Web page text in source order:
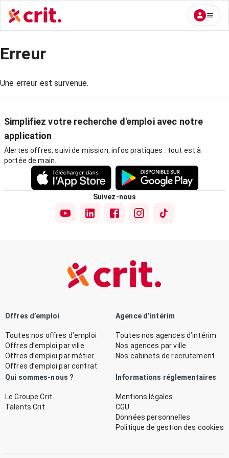
Erreur
Une erreur est survenue.
Simplifiez votre recherche d'emploi avec notre
application
Alertes offres, suivi de mission, infos pratiques : tout est à
portée de main.
Suivez-nous
Offres d’emploi
Toutes nos offres d’emploi
Offres d’emploi par ville
Offres d’emploi par métier
Offres d’emploi par contrat
Agence d’intérim
Toutes nos agences d’intérim
Nos agences par ville
Nos cabinets de recrutement
Qui sommes-nous ?
Le Groupe Crit
Talents Crit
Informations réglementaires
Mentions légales
CGU
Données personnelles
Politique de gestion des cookies